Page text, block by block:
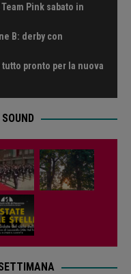
Pink sabato in
B: derby con
pronto per la nuova